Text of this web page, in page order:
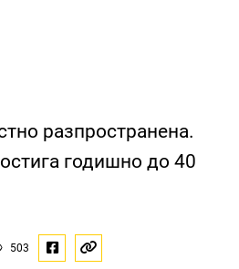
разпространена.
годишно до 40
503